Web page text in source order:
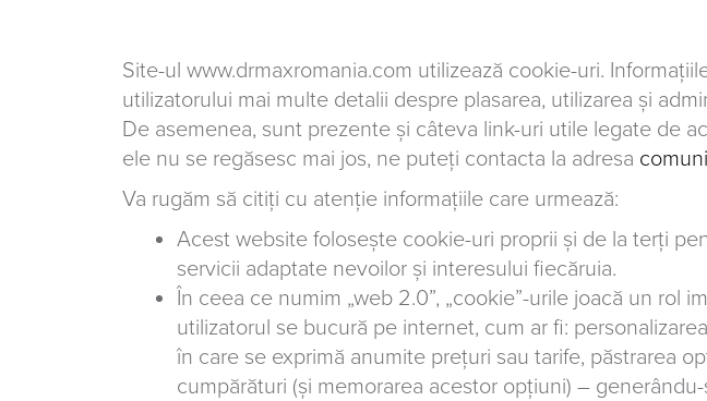
Site-ul www.drmaxromania.com utilizează cookie-uri.
utilizatorului mai multe detalii despre plasarea, utilizarea și
De asemenea, sunt prezente și câteva link-uri utile legate de
ele nu se regăsesc mai jos, ne puteți contacta la adresa
Va rugăm să citiți cu atenție informațiile care urmează:
Acest website folosește cookie-uri proprii și de la terți
servicii adaptate nevoilor și interesului fiecăruia.
În ceea ce numim „web 2.0”, „cookie”-urile joacă un rol
utilizatorul se bucură pe internet, cum ar fi:
în care se exprimă anumite prețuri sau tarife, păstrarea
cumpărături (și memorarea acestor opțiuni) –